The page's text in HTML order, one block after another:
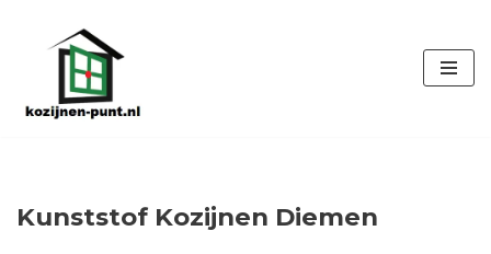
de
Kunststof Kozijnen Diemen